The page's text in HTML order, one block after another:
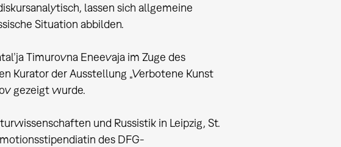
lassen sich allgemeine
Situation abbilden.
Timurovna Eneevaja im Zuge des
Kurator der Ausstellung „Verbotene Kunst
gezeigt wurde.
und Russistik in Leipzig, St.
des DFG-